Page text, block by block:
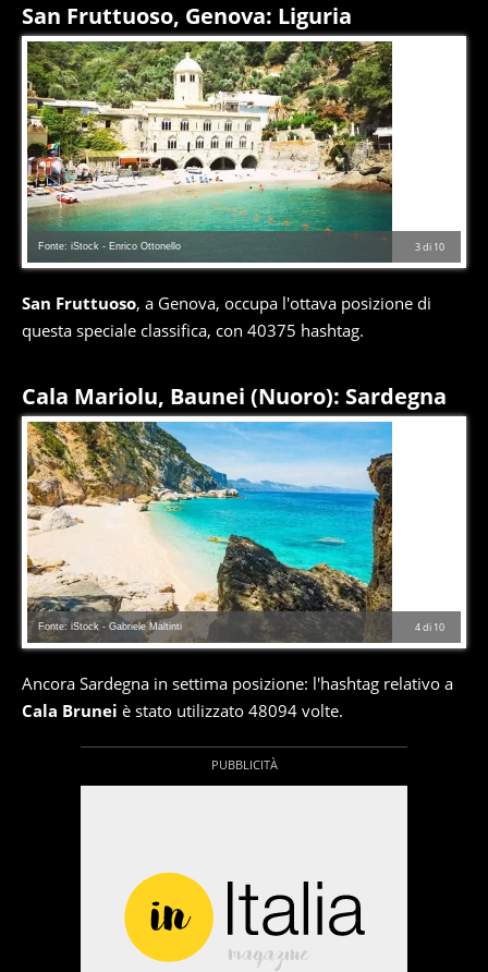
San Fruttuoso, Genova: Liguria
3di 10
Fonte: iStock - Enrico Ottonello
San Fruttuoso, a Genova, occupa l'ottava posizione di
questa speciale classifica, con 40375 hashtag.
Cala Mariolu, Baunei (Nuoro): Sardegna
4di 10
Fonte: iStock - Gabriele Maltinti
Ancora Sardegna in settima posizione: l'hashtag relativo a
Cala Brunei è stato utilizzato 48094 volte.